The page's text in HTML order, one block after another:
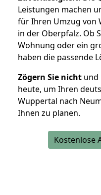
Leistungen machen
für Ihren Umzug von
in der Oberpfalz. Ob
Wohnung oder ein
haben die passende
Zögern Sie nicht und
heute, um Ihren
Wuppertal nach
Ihnen zu planen.
Kostenlose